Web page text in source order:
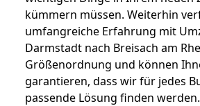
kümmern müssen. Weiterhin
umfangreiche Erfahrung mit
Darmstadt nach Breisach am
Größenordnung und können
garantieren, dass wir für jedes
passende Lösung finden werden.